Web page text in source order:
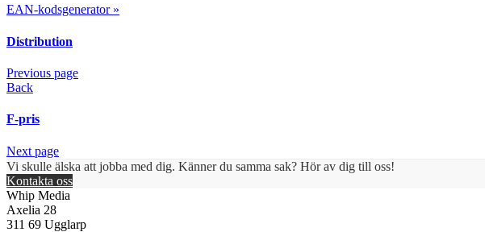
EAN-kodsgenerator »
Distribution
Previous page
Back
F-pris
Next page
Vi skulle älska att jobba med dig. Känner du samma sak? Hör av dig till oss!
Kontakta oss
Whip Media
Axelia 28
311 69 Ugglarp